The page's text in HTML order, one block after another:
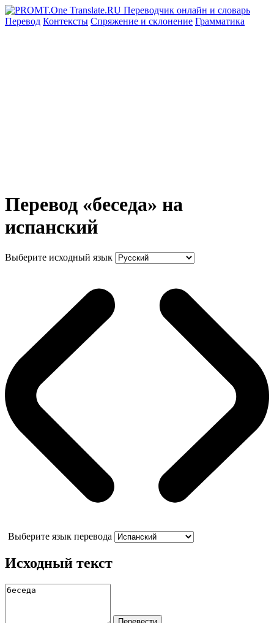
Перевод Контексты Спряжение и склонение Грамматика
Перевод «беседа» на
испанский
Выберите исходный язык
Выберите язык перевода
Исходный текст